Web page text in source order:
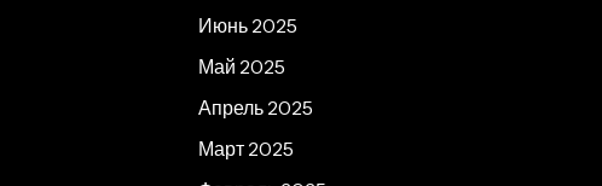
Июнь 2025
Май 2025
Апрель 2025
Март 2025